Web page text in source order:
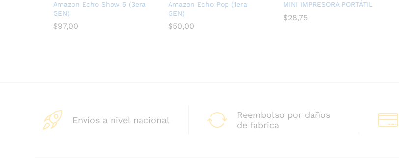
Amazon Echo Show 5 (3era
GEN)
$97,00
Amazon Echo Pop (1era
GEN)
$50,00
MINI IMPRESORA PORTÁTIL
$28,75
Envíos a nivel nacional
Reembolso por daños
de fabrica